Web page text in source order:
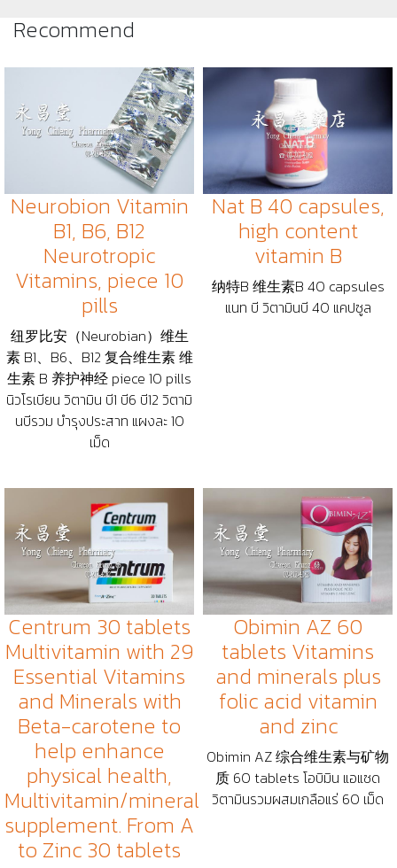
Recommend
Neurobion Vitamin
B1, B6, B12
Neurotropic
Vitamins, piece 10
pills
纽罗比安（Neurobian）维生
素 B1、B6、B12 复合维生素 维
生素 B 养护神经 piece 10 pills
นิวโรเบียน วิตามิน บี1 บี6 บี12 วิตามิ
นบีรวม บำรุงประสาท แผงละ 10
เม็ด
Nat B 40 capsules,
high content
vitamin B
纳特B 维生素B 40 capsules
แนท บี วิตามินบี 40 แคปซูล
Centrum 30 tablets
Multivitamin with 29
Essential Vitamins
and Minerals with
Beta-carotene to
help enhance
physical health,
Multivitamin/mineral
supplement. From A
to Zinc 30 tablets
Obimin AZ 60
tablets Vitamins
and minerals plus
folic acid vitamin
and zinc
Obimin AZ 综合维生素与矿物
质 60 tablets โอบิมิน แอแซด
วิตามินรวมผสมเกลือแร่ 60 เม็ด